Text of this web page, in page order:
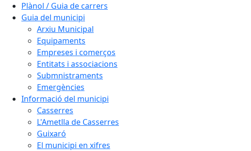
Plànol / Guia de carrers
Guia del municipi
Arxiu Municipal
Equipaments
Empreses i comerços
Entitats i associacions
Submnistraments
Emergències
Informació del municipi
Casserres
L'Ametlla de Casserres
Guixaró
El municipi en xifres